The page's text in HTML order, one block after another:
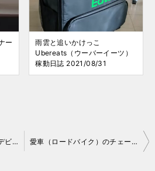
ー
雨雲と追いかけっこ
Ubereats（ウーバーイーツ）
稼動日誌 2021/08/31
相方様ビンディングペダルデビュー 愛車（ロードバイク）のチェーン交換を実施！